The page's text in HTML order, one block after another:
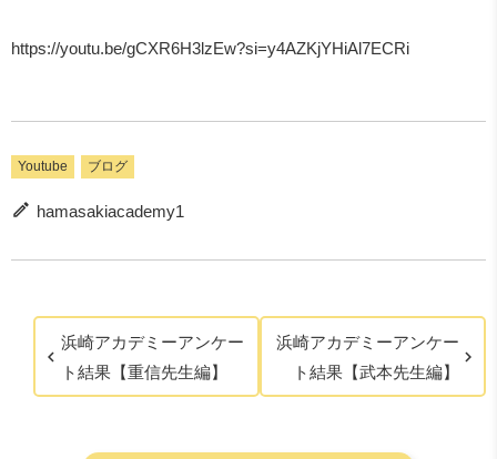
https://youtu.be/gCXR6H3lzEw?si=y4AZKjYHiAl7ECRi
Youtube ブログ
hamasakiacademy1
浜崎アカデミーアンケー
ト結果【重信先生編】
浜崎アカデミーアンケー
ト結果【武本先生編】